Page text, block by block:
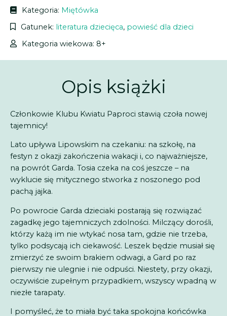
Kategoria: Miętówka
Gatunek: literatura dziecięca, powieść dla dzieci
Kategoria wiekowa: 8+
Opis książki
Członkowie Klubu Kwiatu Paproci stawią czoła nowej
tajemnicy!
Lato upływa Lipowskim na czekaniu: na szkołę, na
festyn z okazji zakończenia wakacji i, co najważniejsze,
na powrót Garda. Tosia czeka na coś jeszcze – na
wyklucie się mitycznego stworka z noszonego pod
pachą jajka.
Po powrocie Garda dzieciaki postarają się rozwiązać
zagadkę jego tajemniczych zdolności. Milczący dorośli,
którzy każą im nie wtykać nosa tam, gdzie nie trzeba,
tylko podsycają ich ciekawość. Leszek będzie musiał się
zmierzyć ze swoim brakiem odwagi, a Gard po raz
pierwszy nie ulegnie i nie odpuści. Niestety, przy okazji,
oczywiście zupełnym przypadkiem, wszyscy wpadną w
niezłe tarapaty.
I pomyśleć, że to miała być taka spokojna końcówka